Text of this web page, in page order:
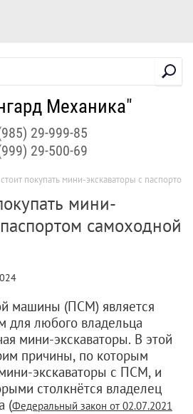
Механика"
29-999-85
29-500-69
покупать мини-экскаваторы с
мини-
самоходной
машины (ПСМ) является
для любого владельца
мини-экскаваторы. В этой
причины, по которым
экскаваторы с ПСМ, и
столкнётся владелец
(Федеральный закон от 02.07.2021